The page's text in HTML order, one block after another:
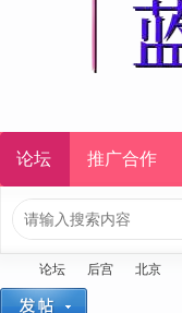
论坛 推广合作
论坛 后宫 北京